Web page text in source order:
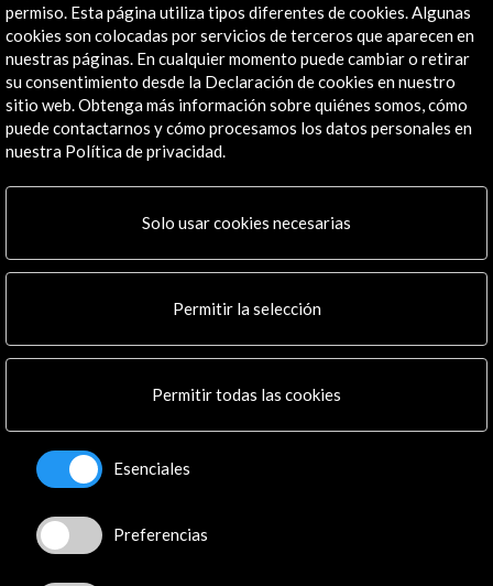
Contacta
info@accioncultural.es
+34 91 700 4000
José Abascal, 4 - 4º
Canales de contacto
Explora
Institucional
permiso. Esta página utiliza tipos diferentes de cookies. Algunas
cookies son colocadas por servicios de terceros que aparecen en
nuestras páginas. En cualquier momento puede cambiar o retirar
su consentimiento desde la Declaración de cookies en nuestro
sitio web. Obtenga más información sobre quiénes somos, cómo
puede contactarnos y cómo procesamos los datos personales en
nuestra Política de privacidad.
Solo usar cookies necesarias
Permitir la selección
Permitir todas las cookies
Esenciales
Preferencias